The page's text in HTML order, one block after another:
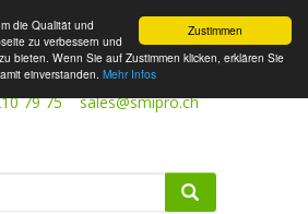
Zustimmen
die Qualität und
zu verbessern und
bieten. Wenn Sie auf Zustimmen klicken, erklären Sie
einverstanden. Mehr Infos
79 75 sales@smipro.ch